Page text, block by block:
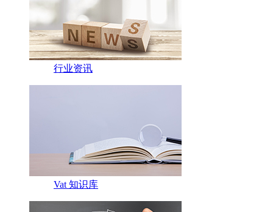
行业资讯
Vat 知识库